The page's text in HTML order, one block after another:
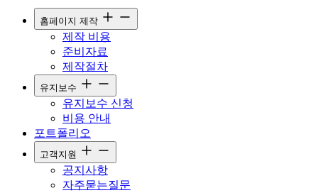
홈페이지 제작
제작 비용
준비자료
제작절차
유지보수
유지보수 신청
비용 안내
포트폴리오
고객지원
공지사항
자주묻는질문